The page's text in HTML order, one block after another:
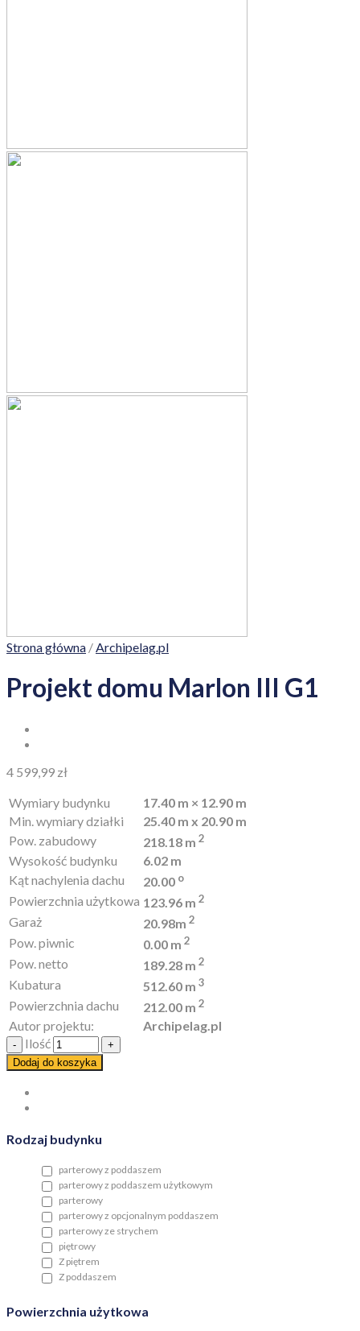
Strona główna /Archipelag.pl
Projekt domu Marlon III G1
4 599,99 zł
Wymiary budynku
17.40 m × 12.90 m
Min. wymiary działki
25.40 m x 20.90 m
Pow. zabudowy
218.18 m 2
Wysokość budynku
6.02 m
Kąt nachylenia dachu
20.00 o
Powierzchnia użytkowa 123.96 m 2
Garaż 20.98m 2
Pow. piwnic 0.00 m 2
Pow. netto 189.28 m 2
Kubatura 512.60 m 3
Powierzchnia dachu 212.00 m 2
Autor projektu:
Archipelag.pl
Ilość
Dodaj do koszyka
Rodzaj budynku
parterowy z poddaszem
parterowy z poddaszem użytkowym
parterowy
parterowy z opcjonalnym poddaszem
parterowy ze strychem
piętrowy
Z piętrem
Z poddaszem
Powierzchnia użytkowa